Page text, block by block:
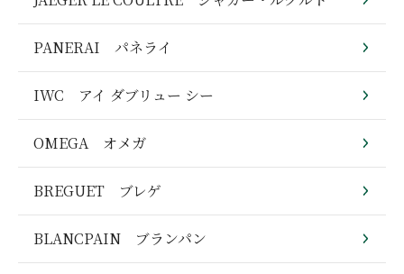
PANERAI パネライ
IWC アイ ダブリュー シー
OMEGA オメガ
BREGUET ブレゲ
BLANCPAIN ブランパン